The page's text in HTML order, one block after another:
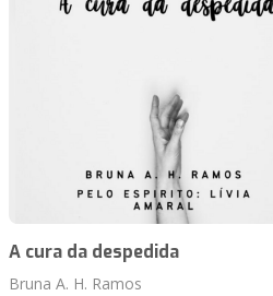
A cura da despedida
Bruna A. H. Ramos